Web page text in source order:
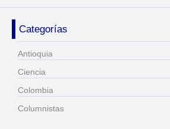
Categorías
Antioquia
Ciencia
Colombia
Columnistas